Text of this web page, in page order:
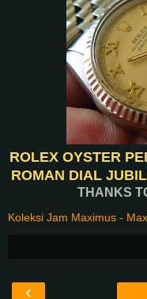
ROLEX OYSTER
ROMAN DIAL
THANKS
Koleksi Jam Maximus -
‹